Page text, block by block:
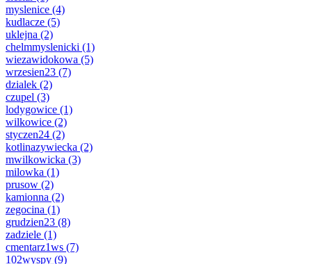
myslenice (4)
kudlacze (5)
uklejna (2)
chelmmyslenicki (1)
wiezawidokowa (5)
wrzesien23 (7)
dzialek (2)
czupel (3)
lodygowice (1)
wilkowice (2)
styczen24 (2)
kotlinazywiecka (2)
mwilkowicka (3)
milowka (1)
prusow (2)
kamionna (2)
zegocina (1)
grudzien23 (8)
zadziele (1)
cmentarz1ws (7)
102wyspy (9)